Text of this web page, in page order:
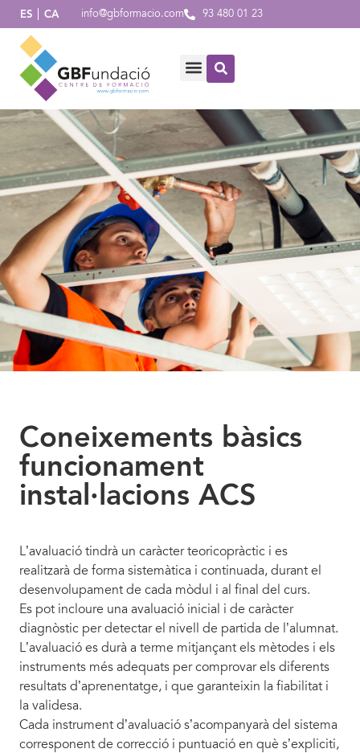
ES CA info@gbformacio.com 93 480 01 23
Coneixements bàsics
funcionament
instal·lacions ACS
L’avaluació tindrà un caràcter teoricopràctic i es
realitzarà de forma sistemàtica i continuada, durant el
desenvolupament de cada mòdul i al final del curs.
Es pot incloure una avaluació inicial i de caràcter
diagnòstic per detectar el nivell de partida de l’alumnat.
L’avaluació es durà a terme mitjançant els mètodes i els
instruments més adequats per comprovar els diferents
resultats d’aprenentatge, i que garanteixin la fiabilitat i
la validesa.
Cada instrument d’avaluació s’acompanyarà del sistema
corresponent de correcció i puntuació en què s’expliciti,